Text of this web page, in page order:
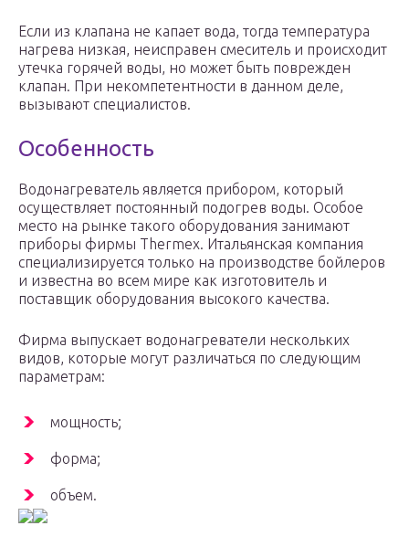
Если из клапана не капает вода, тогда температура
нагрева низкая, неисправен смеситель и происходит
утечка горячей воды, но может быть поврежден
клапан. При некомпетентности в данном деле,
вызывают специалистов.
Особенность
Водонагреватель является прибором, который
осуществляет постоянный подогрев воды. Особое
место на рынке такого оборудования занимают
приборы фирмы Thermex. Итальянская компания
специализируется только на производстве бойлеров
и известна во всем мире как изготовитель и
поставщик оборудования высокого качества.
Фирма выпускает водонагреватели нескольких
видов, которые могут различаться по следующим
параметрам:
мощность;
форма;
объем.